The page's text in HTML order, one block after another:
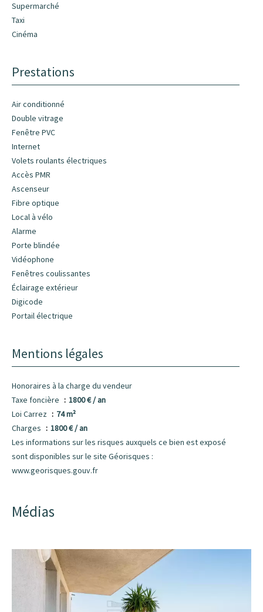
Supermarché
Taxi
Cinéma
Prestations
Air conditionné
Double vitrage
Fenêtre PVC
Internet
Volets roulants électriques
Accès PMR
Ascenseur
Fibre optique
Local à vélo
Alarme
Porte blindée
Vidéophone
Fenêtres coulissantes
Éclairage extérieur
Digicode
Portail électrique
Mentions légales
Honoraires à la charge du vendeur
Taxe foncière
1800 € / an
Loi Carrez
74 m²
Charges
1800 € / an
Les informations sur les risques auxquels ce bien est exposé
sont disponibles sur le site Géorisques :
www.georisques.gouv.fr
Médias